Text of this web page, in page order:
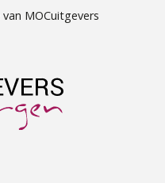
MOCuitgevers